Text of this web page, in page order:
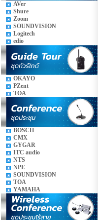
AVer
Shure
Zoom
SOUNDVISION
Logitech
edio
OKAYO
PZent
TOA
BOSCH
CMX
GYGAR
ITC audio
NTS
NPE
SOUNDVISION
TOA
YAMAHA